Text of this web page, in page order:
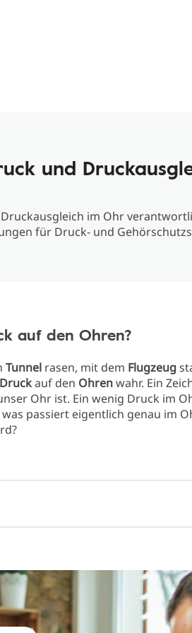
und
im Ohr
für Druck- und
auf den Ohren?
Tunnel rasen, mit dem Flugzeug
Druckauf den Ohrenwahr. Ein
Ohr ist. Ein wenig Druck im
passiert eigentlich genau im